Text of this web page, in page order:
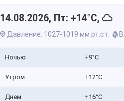
14.08.2026, Пт: +14°C,
Давление: 1027-1019 мм рт.ст.
Ночью +9°C
Утром +12°C
Днем +16°C